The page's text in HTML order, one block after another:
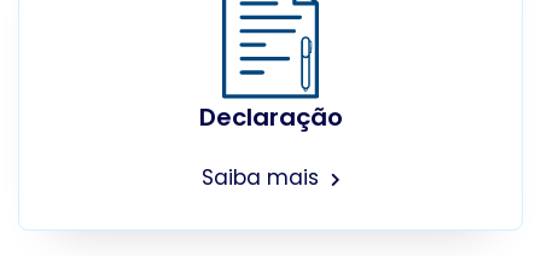
Declaração
Saiba mais